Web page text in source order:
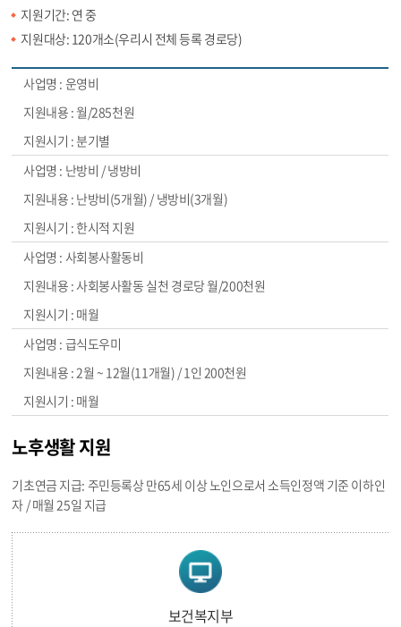
지원기간: 연 중
지원대상: 120개소(우리시 전체 등록 경로당)
운영비
월/285천원
분기별
난방비 / 냉방비
난방비(5개월) / 냉방비(3개월)
한시적 지원
사회봉사활동비
사회봉사활동 실천 경로당 월/200천원
매월
급식도우미
2월 ~ 12월(11개월) / 1인 200천원
매월
노후생활 지원
기초연금 지급: 주민등록상 만65세 이상 노인으로서 소득인정액 기준 이하인
자 / 매월 25일 지급
보건복지부